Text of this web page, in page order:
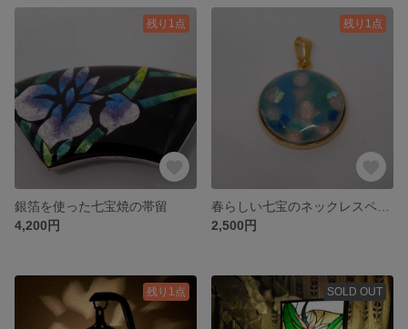
残り1点
銀箔を使った七宝焼の帯留
4,200円
残り1点
2,500円
残り1点 SOLD OUT